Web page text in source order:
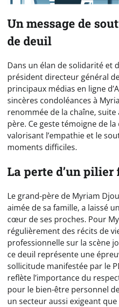
Un message de
de deuil
Dans un élan de solidarité et
président directeur général
principaux médias en ligne
sincères condoléances à
renommée de la chaîne,
père. Ce geste témoigne de
valorisant l’empathie et le
moments difficiles.
La perte d’un
Le grand-père de Myriam
aimée de sa famille, a laissé
cœur de ses proches. Pour
régulièrement des récits de
professionnelle sur la scène
ce deuil représente une
sollicitude manifestée par le
reflète l’importance du
pour le bien-être personnel
un secteur aussi exigeant